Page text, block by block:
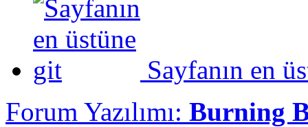
Sayfanın en
Forum Yazılımı: Burning